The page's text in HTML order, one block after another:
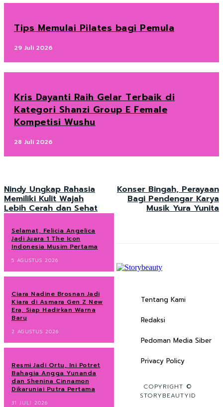
Tips Memulai Pilates bagi Pemula
29 Juli 2026
Kris Dayanti Raih Gelar Terbaik di
Kategori Shanzi Group E Female
Kompetisi Wushu
28 Juli 2026
Nindy Ungkap Rahasia
Memiliki Kulit Wajah
Lebih Cerah dan Sehat
Konser Bingah, Perayaan
Bagi Pendengar Karya
Musik Yura Yunita
Selamat, Felicia Angelica
Jadi Juara 1 The Icon
Indonesia Musim Pertama
5 AGUSTUS 2026
Ciara Nadine Brosnan Jadi
Kiara di Asmara Gen Z New
Era, Siap Hadirkan Warna
Baru
2 AGUSTUS 2026
Resmi Jadi Ortu, Ini Potret
Bahagia Angga Yunanda
dan Shenina Cinnamon
Dikaruniai Putra Pertama
31 JULI 2026
Tentang Kami
Redaksi
Pedoman Media Siber
Privacy Policy
COPYRIGHT ©
STORYBEAUTYID